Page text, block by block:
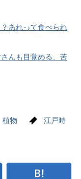
あれって食べられ
んも目覚める、苦
植物
江戸時